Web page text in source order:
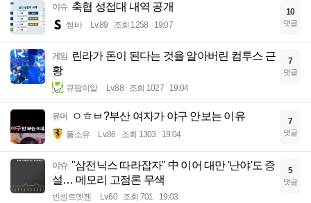
이슈 축협 성접대 내역 공개
썽바 Lv.89 조회 1258 19:07
10
댓글
게임
린라가 돈이 된다는 것을 알아버린 컴투스 근
황
큐땁이알 Lv.88 조회 1027 19:04
7
댓글
유머 ㅇㅎㅂ?부산 여자가 야구 안보는 이유
풀소유 Lv.86 조회 1303 19:04
7
댓글
이슈 "삼전닉스 따라잡자" 中 이어 대만 '난야'도 증
설… 메모리 고점론 무색
빈센트멧젠 Lv.60 조회 701 19:03
5
댓글